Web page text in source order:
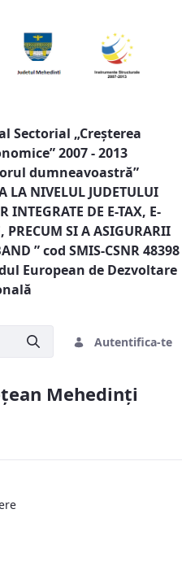
Sectorial „Creşterea
2007 - 2013
dumneavoastră”
LA NIVELUL JUDETULUI
INTEGRATE DE E-TAX, E-
PRECUM SI A ASIGURARII
” cod SMIS-CSNR 48398
European de Dezvoltare
Autentifica-te
Mehedinți